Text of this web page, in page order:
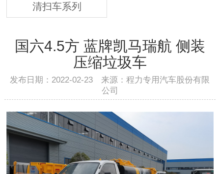
清扫车系列
国六4.5方 蓝牌凯马瑞航 侧装
压缩垃圾车
发布日期：2022-02-23 来源：程力专用汽车股份有限
公司